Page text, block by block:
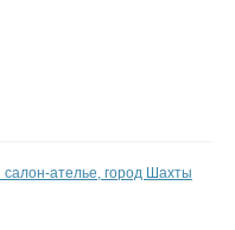
ателье, город Шахты